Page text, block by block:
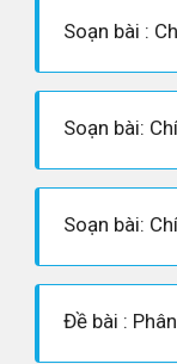
Soạn bài :
Soạn bài: